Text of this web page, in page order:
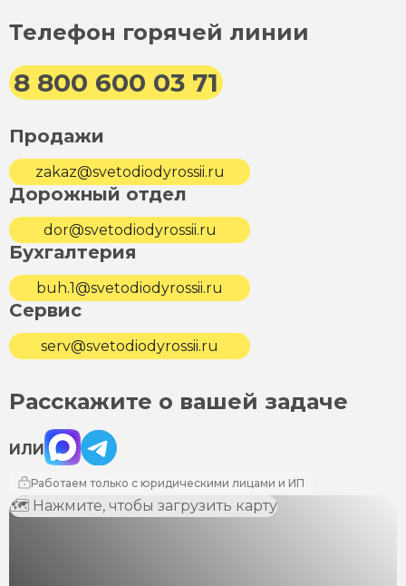
Телефон горячей линии
8 800 600 03 71
Продажи
zakaz@svetodiodyrossii.ru
Дорожный отдел
dor@svetodiodyrossii.ru
Бухгалтерия
buh.1@svetodiodyrossii.ru
Сервис
serv@svetodiodyrossii.ru
Расскажите о вашей задаче
ИЛИ
Max Telegram
Работаем только с юридическими лицами и ИП
🗺 Нажмите, чтобы загрузить карту